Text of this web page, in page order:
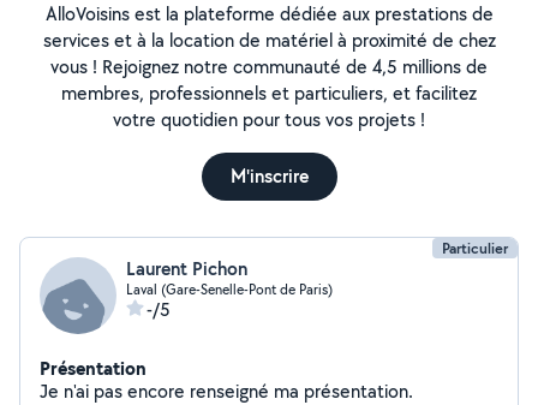
AlloVoisins est la plateforme dédiée aux prestations de
services et à la location de matériel à proximité de chez
vous ! Rejoignez notre communauté de 4,5 millions de
membres, professionnels et particuliers, et facilitez
votre quotidien pour tous vos projets !
M'inscrire
Particulier
Laurent Pichon
Laval (Gare-Senelle-Pont de Paris)
-/5
Présentation
Je n'ai pas encore renseigné ma présentation.